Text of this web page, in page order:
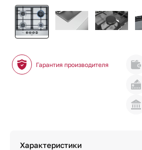
Гарантия производителя
Характеристики